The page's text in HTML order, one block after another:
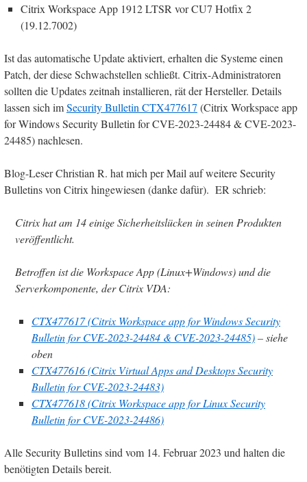
Citrix Workspace App 1912 LTSR vor CU7 Hotfix 2
(19.12.7002)
Ist das automatische Update aktiviert, erhalten die Systeme einen
Patch, der diese Schwachstellen schließt. Citrix-Administratoren
sollten die Updates zeitnah installieren, rät der Hersteller. Details
lassen sich imSecurity Bulletin CTX477617 (Citrix Workspace app
for Windows Security Bulletin for CVE-2023-24484 & CVE-2023-
24485) nachlesen.
Blog-Leser Christian R. hat mich per Mail auf weitere Security
Bulletins von Citrix hingewiesen (danke dafür). ER schrieb:
Citrix hat am 14 einige Sicherheitslücken in seinen Produkten
veröffentlicht.
Betroffen ist die Workspace App (Linux+Windows) und die
Serverkomponente, der Citrix VDA:
CTX477617 (Citrix Workspace app for Windows Security
Bulletin for CVE-2023-24484 & CVE-2023-24485)– siehe
oben
CTX477616 (Citrix Virtual Apps and Desktops Security
Bulletin for CVE-2023-24483)
CTX477618 (Citrix Workspace app for Linux Security
Bulletin for CVE-2023-24486)
Alle Security Bulletins sind vom 14. Februar 2023 und halten die
benötigten Details bereit.